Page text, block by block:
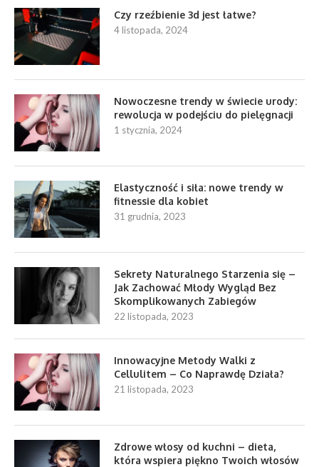
Czy rzeźbienie 3d jest łatwe?
4 listopada, 2024
Nowoczesne trendy w świecie urody:
rewolucja w podejściu do pielęgnacji
1 stycznia, 2024
Elastyczność i siła: nowe trendy w
fitnessie dla kobiet
31 grudnia, 2023
Sekrety Naturalnego Starzenia się –
Jak Zachować Młody Wygląd Bez
Skomplikowanych Zabiegów
22 listopada, 2023
Innowacyjne Metody Walki z
Cellulitem – Co Naprawdę Działa?
21 listopada, 2023
Zdrowe włosy od kuchni – dieta,
która wspiera piękno Twoich włosów